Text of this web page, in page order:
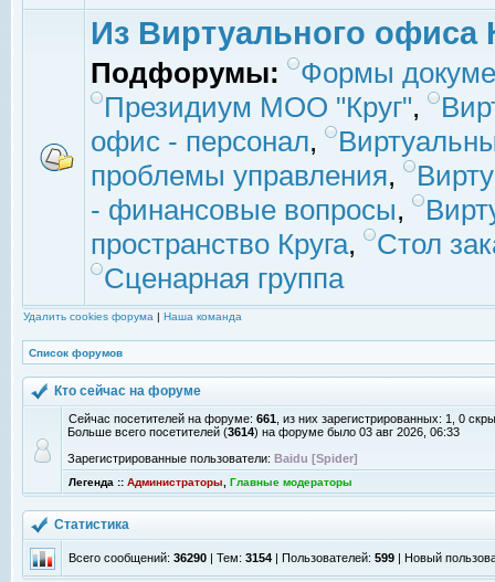
Из Виртуального офиса
Подфорумы:
Формы
Президиум МОО "Круг",
офис - персонал,
проблемы управления,
- финансовые вопросы,
пространство Круга,
Стол
Сценарная группа
Удалить cookies форума | Наша команда
Список форумов
Кто сейчас на форуме
Сейчас посетителей на форуме: 661 , из них зарегистрированных: 1, 0
Больше всего посетителей (3614) на форуме было 03 авг 2026, 06:33
Зарегистрированные пользователи: Baidu [Spider]
Легенда :: Администраторы Главные модераторы
Статистика
Всего сообщений: 36290 | Тем: 3154 | Пользователей: 599 | Новый